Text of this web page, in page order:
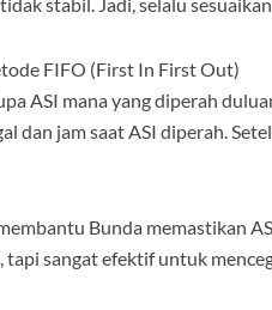
FIFO (First In First Out)
ASI mana yang diperah
dan jam saat ASI diperah.
Bunda memastikan
tapi sangat efektif untuk